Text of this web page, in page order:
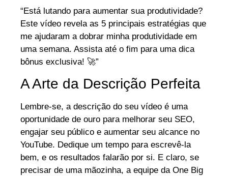
“Está lutando para aumentar sua produtividade?
Este vídeo revela as 5 principais estratégias que
me ajudaram a dobrar minha produtividade em
uma semana. Assista até o fim para uma dica
bônus exclusiva! 🚀”
A Arte da Descrição Perfeita
Lembre-se, a descrição do seu vídeo é uma
oportunidade de ouro para melhorar seu SEO,
engajar seu público e aumentar seu alcance no
YouTube. Dedique um tempo para escrevê-la
bem, e os resultados falarão por si. E claro, se
precisar de uma mãozinha, a equipe da One Big